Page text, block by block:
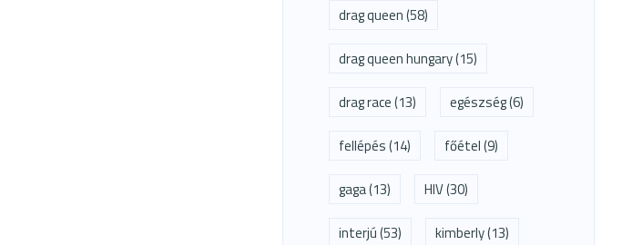
drag queen(58)
drag queen hungary(15)
drag race(13) egészség(6)
fellépés(14) főétel(9)
gaga(13) HIV(30)
interjú(53) kimberly(13)